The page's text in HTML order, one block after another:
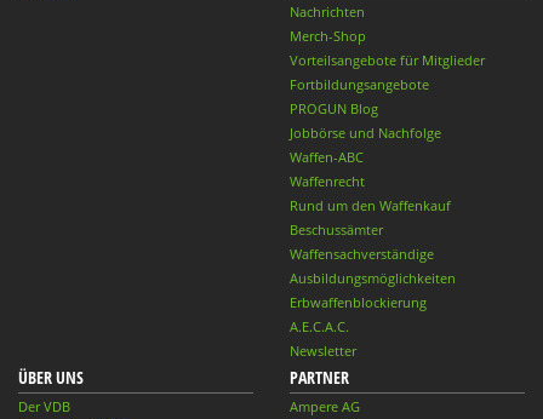
Nachrichten
Merch-Shop
Vorteilsangebote für Mitglieder
Fortbildungsangebote
PROGUN Blog
Jobbörse und Nachfolge
Waffen-ABC
Waffenrecht
Rund um den Waffenkauf
Beschussämter
Waffensachverständige
Ausbildungsmöglichkeiten
Erbwaffenblockierung
A.E.C.A.C.
Newsletter
ÜBER UNS
Der VDB
PARTNER
Ampere AG